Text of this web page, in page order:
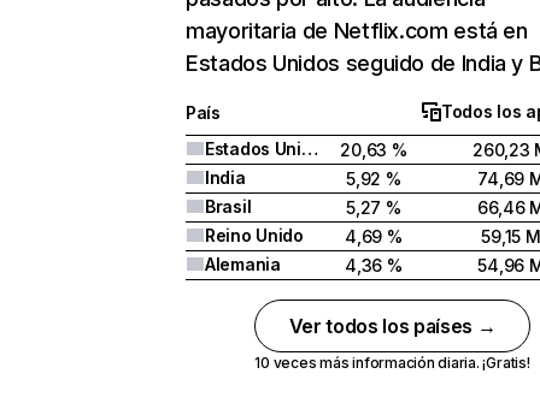
mayoritaria de Netflix.com está en
Estados Unidos seguido de India y
País
Todos los
Estados Unidos
20,63 %
260,23
India
5,92 %
74,69
Brasil
5,27 %
66,46
Reino Unido
4,69 %
59,15 M
Alemania
4,36 % 54,96
Ver todos los países →
10 veces más información diaria. ¡Gratis!